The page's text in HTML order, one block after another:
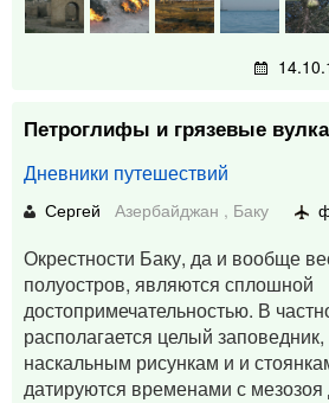
Петроглифы и грязевые
Дневники путешествий
Сергей Азербайджан , Баку
Окрестности Баку, да и вообще
полуостров, являются сплошной
достопримечательностью. В
располагается целый
наскальным рисункам и и
датируются временами с мезозоя